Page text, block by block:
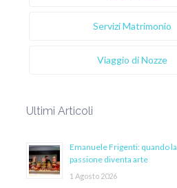
Servizi Matrimonio
Viaggio di Nozze
Ultimi Articoli
Emanuele Frigenti: quando la
passione diventa arte
1 Agosto 2026